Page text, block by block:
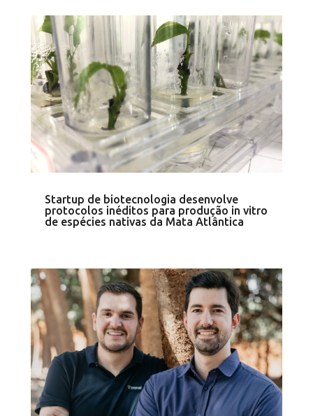
Startup de biotecnologia desenvolve
protocolos inéditos para produção in vitro
de espécies nativas da Mata Atlântica